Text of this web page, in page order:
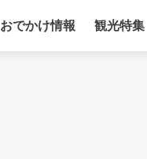
おでかけ情報 観光特集